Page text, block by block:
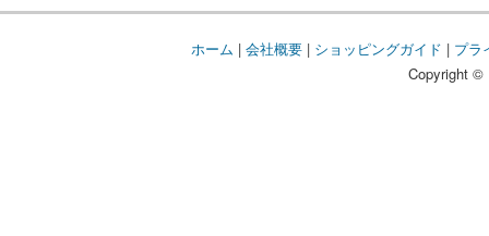
ホーム | 会社概要| ショッピングガイド | プラ
Copyright ©